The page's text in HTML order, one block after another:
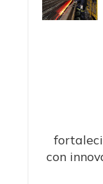
con